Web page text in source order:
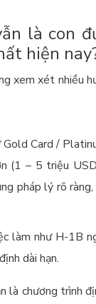
là con
hiện
xem xét nhiều
Card /
(1 – 5 triệu
pháp lý rõ
làm như H-1B
dài hạn.
là chương trình